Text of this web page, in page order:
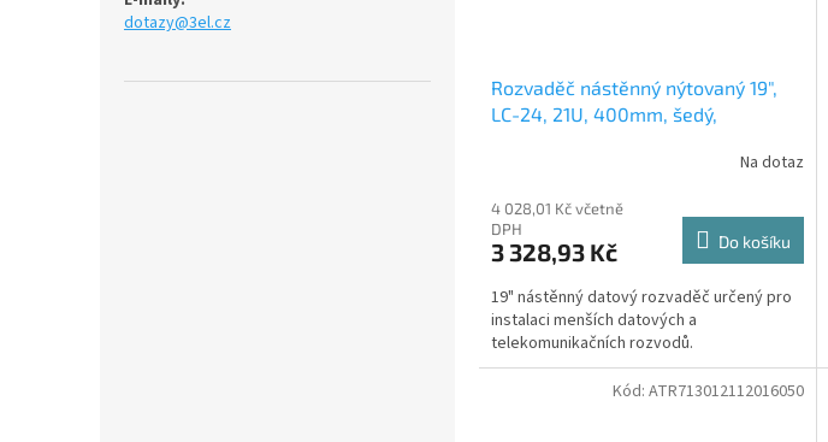
dotazy@3el.cz
Rozvaděč nástěnný nýtovaný 19",
LC-24, 21U, 400mm, šedý,
Na dotaz
4 028,01 Kč včetně
DPH
3 328,93 Kč Do košíku
19" nástěnný datový rozvaděč určený pro
instalaci menších datových a
telekomunikačních rozvodů.
Kód: ATR713012112016050